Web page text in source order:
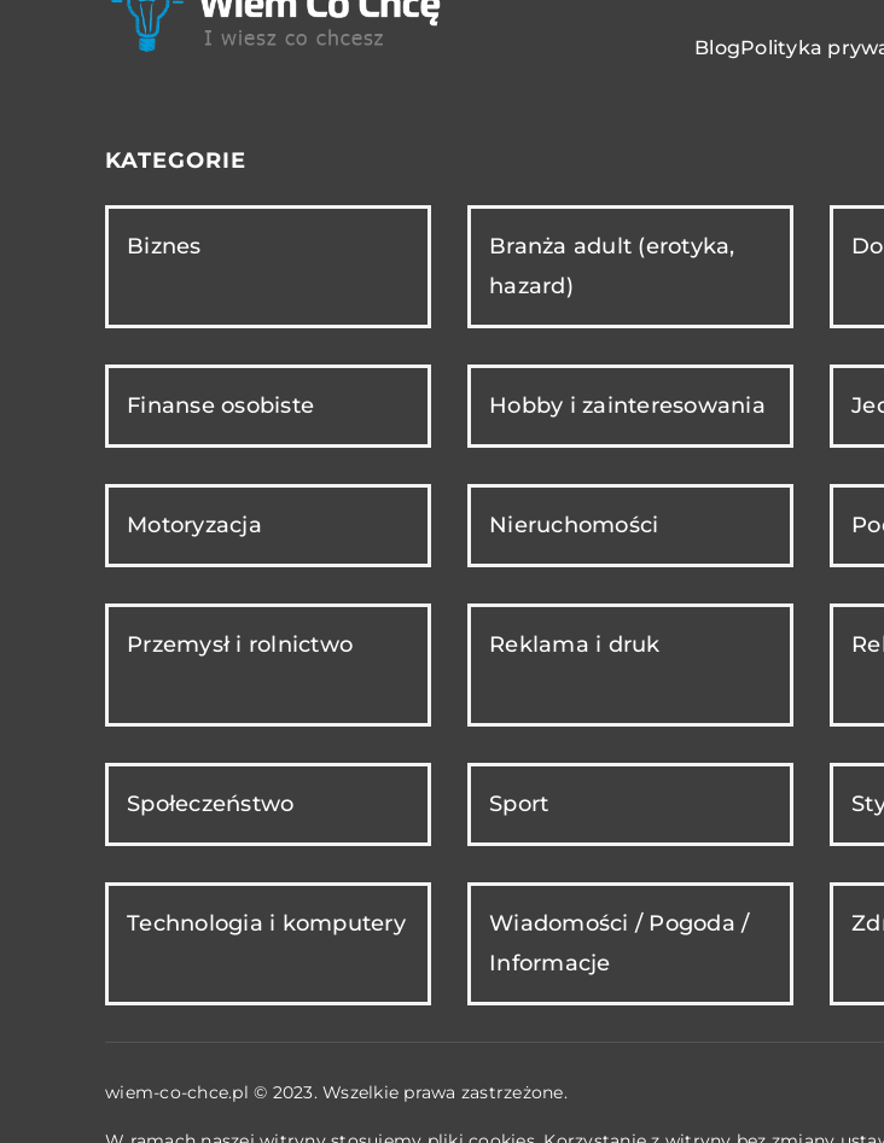
BlogPolityka
KATEGORIE
Biznes
Branża adult (erotyka,
hazard)
Finanse osobiste Hobby i zainteresowania
Motoryzacja Nieruchomości
Przemysł i rolnictwo Reklama i druk
Społeczeństwo Sport
Technologia i komputery
Wiadomości / Pogoda /
Informacje
wiem-co-chce.pl © 2023. Wszelkie prawa zastrzeżone.